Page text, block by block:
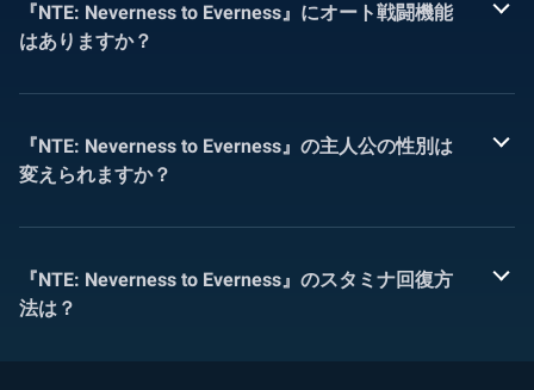
『NTE: Neverness to Everness』にオート戦闘機能
はありますか？
『NTE: Neverness to Everness』の主人公の性別は
変えられますか？
『NTE: Neverness to Everness』のスタミナ回復方
法は？